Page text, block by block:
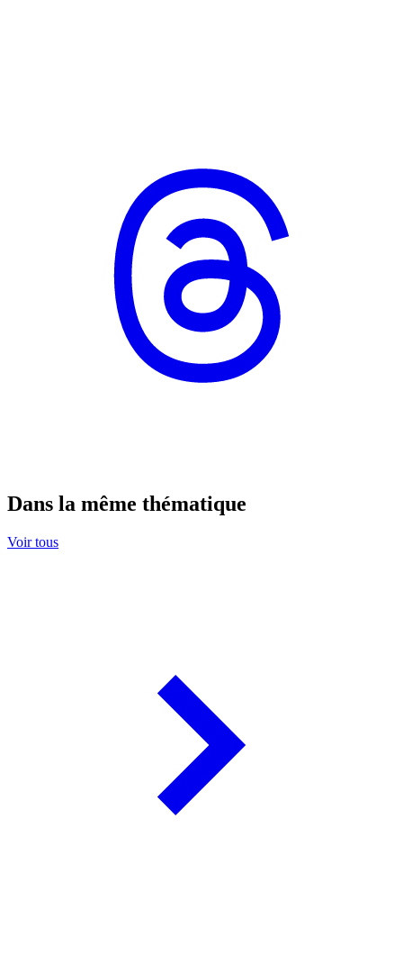
Dans la même thématique
Voir tous